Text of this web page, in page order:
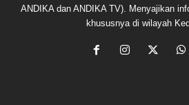
ANDIKA dan ANDIKA TV). Menyajikan
khususnya di wilayah